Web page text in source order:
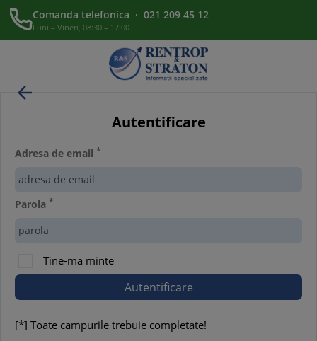
Comanda telefonica · 021 209 45 12
Luni – Vineri, 08:30 – 17:00

Autentificare
Adresa de email *
Parola *
Tine-ma minte
[*] Toate campurile trebuie completate!